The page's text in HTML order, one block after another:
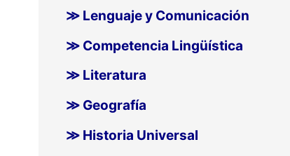
≫ Lenguaje y Comunicación
≫ Competencia Lingüística
≫ Literatura
≫ Geografía
≫ Historia Universal